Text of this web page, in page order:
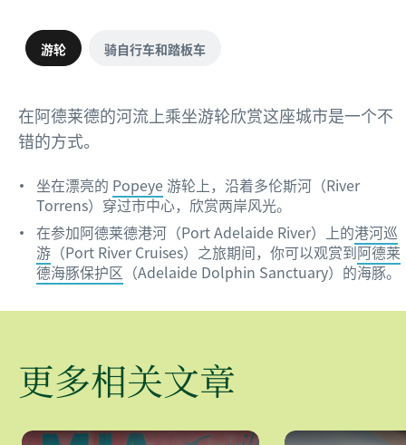
游轮 骑自行车和踏板车
在阿德莱德的河流上乘坐游轮欣赏这座城市是一个不
错的方式。
坐在漂亮的 Popeye 游轮上，沿着多伦斯河（River
Torrens）穿过市中心，欣赏两岸风光。
在参加阿德莱德港河（Port Adelaide River）上的港河巡
游 （Port River Cruises）之旅期间，你可以观赏到阿德莱
德海豚保护区 （Adelaide Dolphin Sanctuary）的海豚。
更多相关文章